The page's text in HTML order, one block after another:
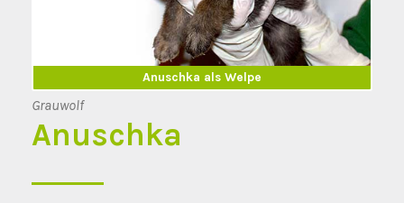
Anuschka als Welpe
Anuschka erwachsen
Grauwolf
Anuschka